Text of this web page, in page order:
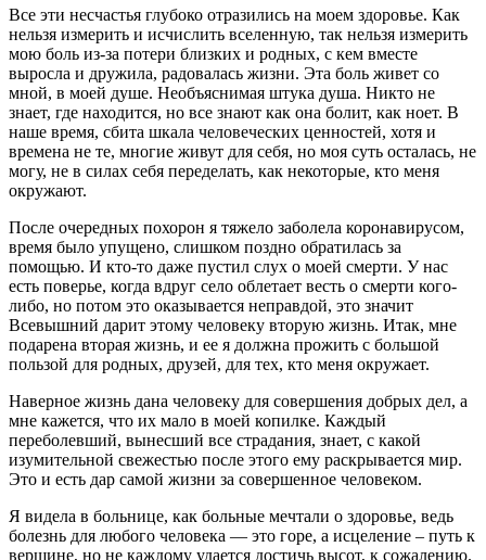
Все эти несчастья глубоко отразились на моем здоровье. Как
нельзя измерить и исчислить вселенную, так нельзя измерить
мою боль из-за потери близких и родных, с кем вместе
выросла и дружила, радовалась жизни. Эта боль живет со
мной, в моей душе. Необъяснимая штука душа. Никто не
знает, где находится, но все знают как она болит, как ноет. В
наше время, сбита шкала человеческих ценностей, хотя и
времена не те, многие живут для себя, но моя суть осталась, не
могу, не в силах себя переделать, как некоторые, кто меня
окружают.
После очередных похорон я тяжело заболела коронавирусом,
время было упущено, слишком поздно обратилась за
помощью. И кто-то даже пустил слух о моей смерти. У нас
есть поверье, когда вдруг село облетает весть о смерти кого-
либо, но потом это оказывается неправдой, это значит
Всевышний дарит этому человеку вторую жизнь. Итак, мне
подарена вторая жизнь, и ее я должна прожить с большой
пользой для родных, друзей, для тех, кто меня окружает.
Наверное жизнь дана человеку для совершения добрых дел, а
мне кажется, что их мало в моей копилке. Каждый
переболевший, вынесший все страдания, знает, с какой
изумительной свежестью после этого ему раскрывается мир.
Это и есть дар самой жизни за совершенное человеком.
Я видела в больнице, как больные мечтали о здоровье, ведь
болезнь для любого человека — это горе, а исцеление – путь к
вершине, но не каждому удается достичь высот, к сожалению.